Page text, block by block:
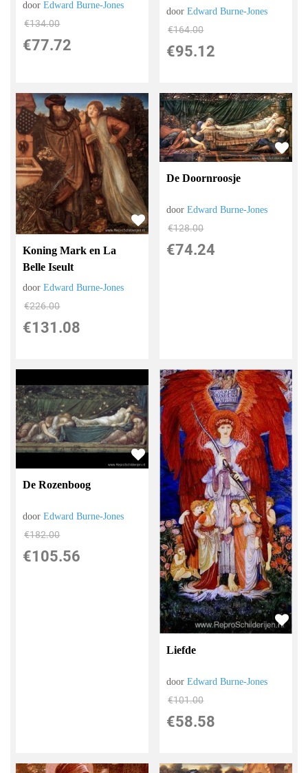
doorEdward Burne-Jones
€134.00
€77.72
doorEdward Burne-Jones
€164.00
€95.12
Koning Mark en La
Belle Iseult
doorEdward Burne-Jones
€226.00
€131.08
De Doornroosje
doorEdward Burne-Jones
€128.00
€74.24
De Rozenboog
doorEdward Burne-Jones
€182.00
€105.56
Liefde
doorEdward Burne-Jones
€101.00
€58.58